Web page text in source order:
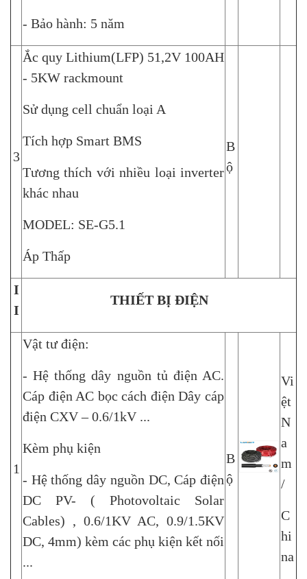
- Bảo hành: 5 năm
3
Ắc quy Lithium(LFP) 51,2V 100AH
- 5KW rackmount
Sử dụng cell chuẩn loại A
Tích hợp Smart BMS
Tương thích với nhiều loại inverter
khác nhau
MODEL: SE-G5.1
Áp Thấp
B
ộ
I
I
THIẾT BỊ ĐIỆN
1
Vật tư điện:
- Hệ thống dây nguồn tủ điện AC.
Cáp điện AC bọc cách điện Dây cáp
điện CXV – 0.6/1kV ...
Kèm phụ kiện
- Hệ thống dây nguồn DC, Cáp điện
DC PV- ( Photovoltaic Solar
Cables) , 0.6/1KV AC, 0.9/1.5KV
DC, 4mm) kèm các phụ kiện kết nối
...
B
ộ
Vi
ệt
N
a
m
/
C
hi
na